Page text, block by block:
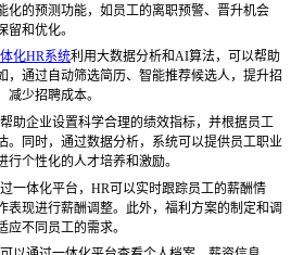
化的预测功能，如员工的离职预警、晋升机会
和优化。
化HR系统利用大数据分析和AI算法，可以帮助
，通过自动筛选简历、智能推荐候选人，提升招
少招聘成本。
助企业设置科学合理的绩效指标，并根据员工
。同时，通过数据分析，系统可以提供员工职业
个性化的人才培养和激励。
一体化平台， HR可以实时跟踪员工的薪酬情
表现进行薪酬调整。此外，福利方案的制定和调
不同员工的需求。